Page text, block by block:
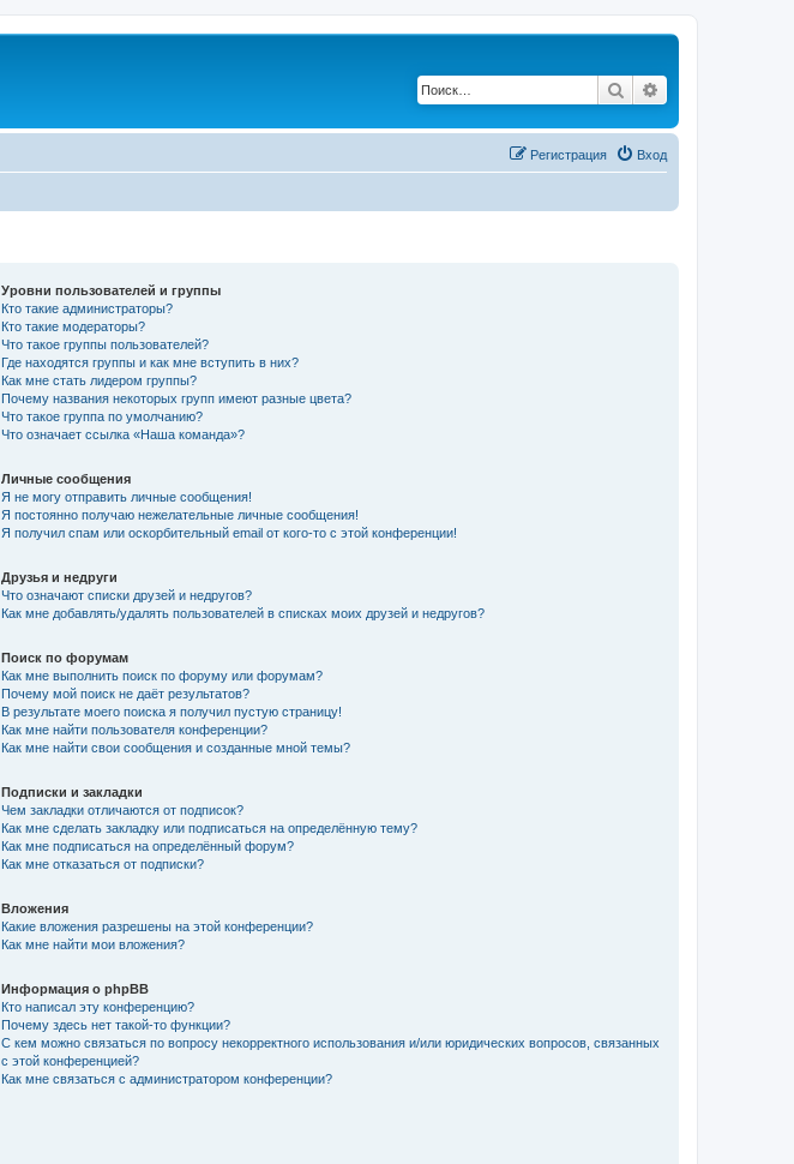
Поиск
Вход
Регистрация
Уровни пользователей и группы
Кто такие администраторы?
Кто такие модераторы?
Что такое группы пользователей?
Где находятся группы и как мне вступить в них?
Как мне стать лидером группы?
Почему названия некоторых групп имеют разные цвета?
Что такое группа по умолчанию?
Что означает ссылка «Наша команда»?
Личные сообщения
Я не могу отправить личные сообщения!
Я постоянно получаю нежелательные личные сообщения!
Я получил спам или оскорбительный email от кого-то с этой конференции!
Друзья и недруги
Что означают списки друзей и недругов?
Как мне добавлять/удалять пользователей в списках моих друзей и недругов?
Поиск по форумам
Как мне выполнить поиск по форуму или форумам?
Почему мой поиск не даёт результатов?
В результате моего поиска я получил пустую страницу!
Как мне найти пользователя конференции?
Как мне найти свои сообщения и созданные мной темы?
Подписки и закладки
Чем закладки отличаются от подписок?
Как мне сделать закладку или подписаться на определённую тему?
Как мне подписаться на определённый форум?
Как мне отказаться от подписки?
Вложения
Какие вложения разрешены на этой конференции?
Как мне найти мои вложения?
Информация о phpBB
Кто написал эту конференцию?
Почему здесь нет такой-то функции?
С кем можно связаться по вопросу некорректного использования и/или юридических вопросов, связанных
с этой конференцией?
Как мне связаться с администратором конференции?